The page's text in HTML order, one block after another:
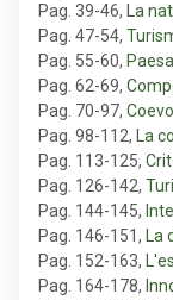
Pag. 39-46,
La
Pag. 47-54,
Pag. 55-60,
Pag. 62-69,
Pag. 70-97,
Pag. 98-112,
La
Pag. 113-125,
Pag. 126-142,
Pag. 144-145,
Pag. 146-151,
Pag. 152-163,
Pag. 164-178,